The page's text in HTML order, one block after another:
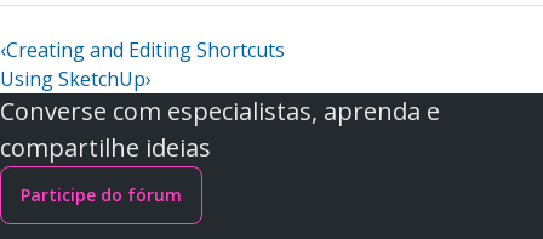
‹Creating and Editing Shortcuts
Using SketchUp›
Converse com especialistas, aprenda e
compartilhe ideias
Participe do fórum